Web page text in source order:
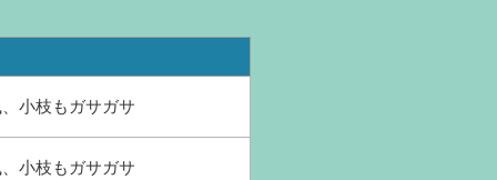
小枝もガサガサ
小枝もガサガサ